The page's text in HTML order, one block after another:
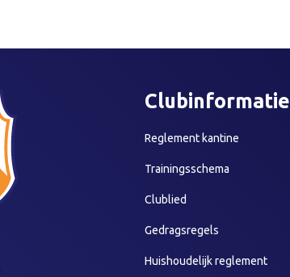
Clubinformatie
Reglement kantine
Trainingsschema
Clublied
Gedragsregels
Huishoudelijk reglement